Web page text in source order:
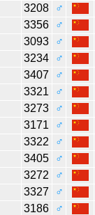
3208
♂
3356
♂
3093
♂
3234
♂
3407
♂
3321
♂
3273
♂
3171
♂
3322
♂
3405
♂
3272
♂
3327
♂
3186
♂